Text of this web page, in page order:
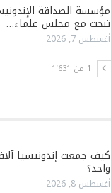
مؤسسة الصداقة
تبحث مع مجلس علماء…
أغسطس 7, 2026
1 من 1٬631
كيف جمعت إندونيسيا
واحد؟
أغسطس 8, 2026